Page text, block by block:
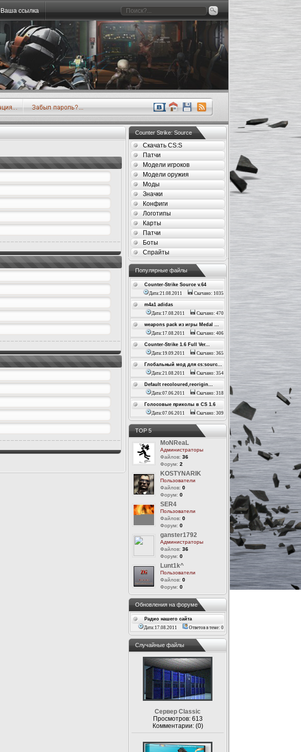
Ваша ссылка
Counter Strike: Source
Скачать CS:S
Патчи
Модели игроков
Модели оружия
Моды
Значки
Конфиги
Логотипы
Карты
Патчи
Боты
Спрайты
Популярные файлы
Counter-Strike Source v.64
Дата:21.08.2011
Скачано: 1035
m4a1 adidas
Дата:17.08.2011
Скачано: 470
weapons pack из игры Medal ...
Дата:17.08.2011
Скачано: 406
Counter-Strike 1.6 Full Ver...
Дата:19.09.2011
Скачано: 365
Глобальный мод для cs:sourc...
Дата:21.08.2011
Скачано: 354
Default recoloured,reorigin...
Дата:07.06.2011
Скачано: 318
Голосовые приколы в CS 1.6
Дата:07.06.2011
Скачано: 309
ТОР 5
MoNReaL
Администраторы
Файлов: 36
Форум: 2
KOSTYNARIK
Пользователи
Файлов: 0
Форум: 0
SER4
Пользователи
Файлов: 0
Форум: 0
ganster1792
Администраторы
Файлов: 36
Форум: 0
Lunt1k^
Пользователи
Файлов: 0
Форум: 0
Обновления на форуме
Радио нашего сайта
Дата:17.08.2011
Ответов в теме: 0
Случайные файлы
Сервер Classic
Просмотров: 613
Комментарии: (0)